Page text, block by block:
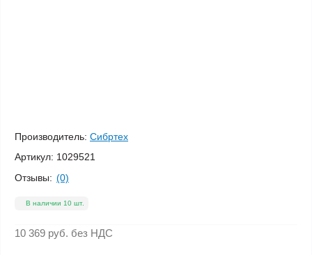
Производитель: Сибртех
Артикул: 1029521
Отзывы: (0)
В наличии 10 шт.
10 369 руб. без НДС